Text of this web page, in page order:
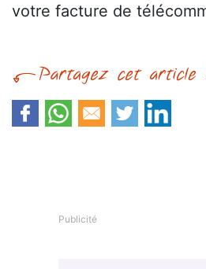
votre facture de
Publicité